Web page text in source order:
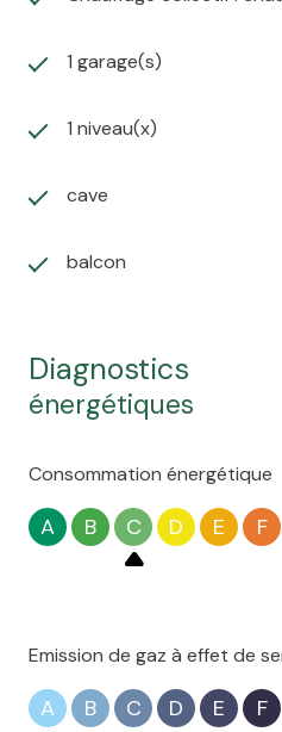
1 garage(s)
1 niveau(x)
cave
balcon
diagnostics
énergétiques
Consommation énergétique
A B C D E F
Emission de gaz à effet de
A B C D E F